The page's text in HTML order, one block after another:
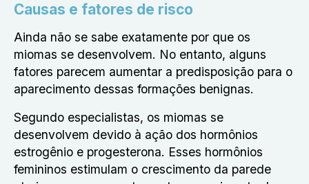
Causas e fatores de risco
Ainda não se sabe exatamente por que os
miomas se desenvolvem. No entanto, alguns
fatores parecem aumentar a predisposição para o
aparecimento dessas formações benignas.
Segundo especialistas, os miomas se
desenvolvem devido à ação dos hormônios
estrogênio e progesterona. Esses hormônios
femininos estimulam o crescimento da parede